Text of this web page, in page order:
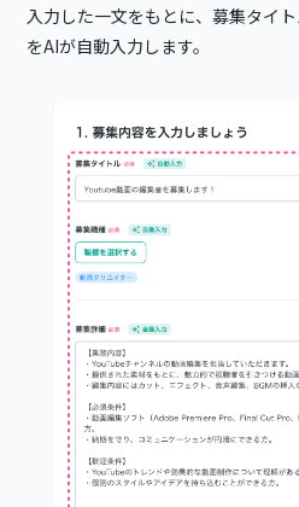
入力した一文をもとに、募集タイ
をAIが自動入力します。